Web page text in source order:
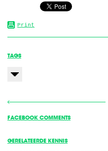
Print
TAGS
FACEBOOK COMMENTS
GERELATEERDE KENNIS